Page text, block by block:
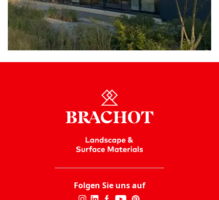
Folgen Sie uns auf